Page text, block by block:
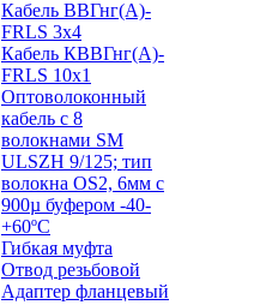
Кабель ВВГнг(А)-
FRLS 3х4
Кабель КВВГнг(А)-
FRLS 10х1
Оптоволоконный
кабель с 8
волокнами SM
ULSZH 9/125; тип
волокна OS2, 6мм с
900µ буфером -40-
+60ºC
Гибкая муфта
Отвод резьбовой
Адаптер фланцевый